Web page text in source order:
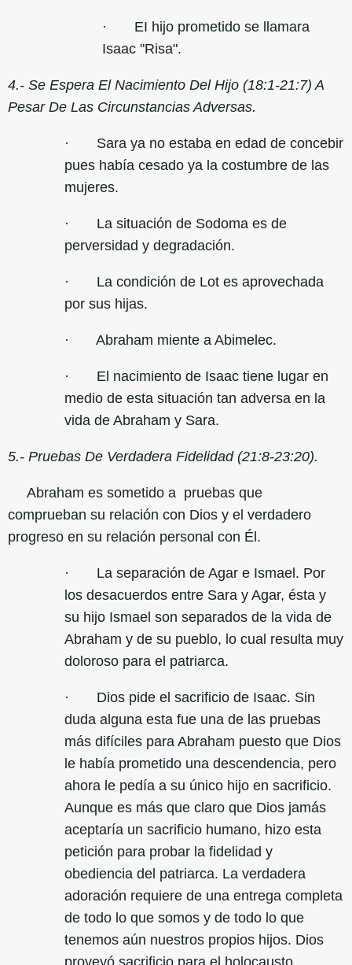
· EI hijo prometido se llamara
Isaac "Risa".
4.- Se Espera El Nacimiento Del Hijo (18:1-21:7) A
Pesar De Las Circunstancias Adversas.
· Sara ya no estaba en edad de concebir
pues había cesado ya la costumbre de las
mujeres.
· La situación de Sodoma es de
perversidad y degradación.
· La condición de Lot es aprovechada
por sus hijas.
· Abraham miente a Abimelec.
· El nacimiento de Isaac tiene lugar en
medio de esta situación tan adversa en la
vida de Abraham y Sara.
5.- Pruebas De Verdadera Fidelidad (21:8-23:20).
Abraham es sometido a pruebas que
comprueban su relación con Dios y el verdadero
progreso en su relación personal con Él.
· La separación de Agar e Ismael. Por
los desacuerdos entre Sara y Agar, ésta y
su hijo Ismael son separados de la vida de
Abraham y de su pueblo, lo cual resulta muy
doloroso para el patriarca.
· Dios pide el sacrificio de Isaac. Sin
duda alguna esta fue una de las pruebas
más difíciles para Abraham puesto que Dios
le había prometido una descendencia, pero
ahora le pedía a su único hijo en sacrificio.
Aunque es más que claro que Dios jamás
aceptaría un sacrificio humano, hizo esta
petición para probar la fidelidad y
obediencia del patriarca. La verdadera
adoración requiere de una entrega completa
de todo lo que somos y de todo lo que
tenemos aún nuestros propios hijos. Dios